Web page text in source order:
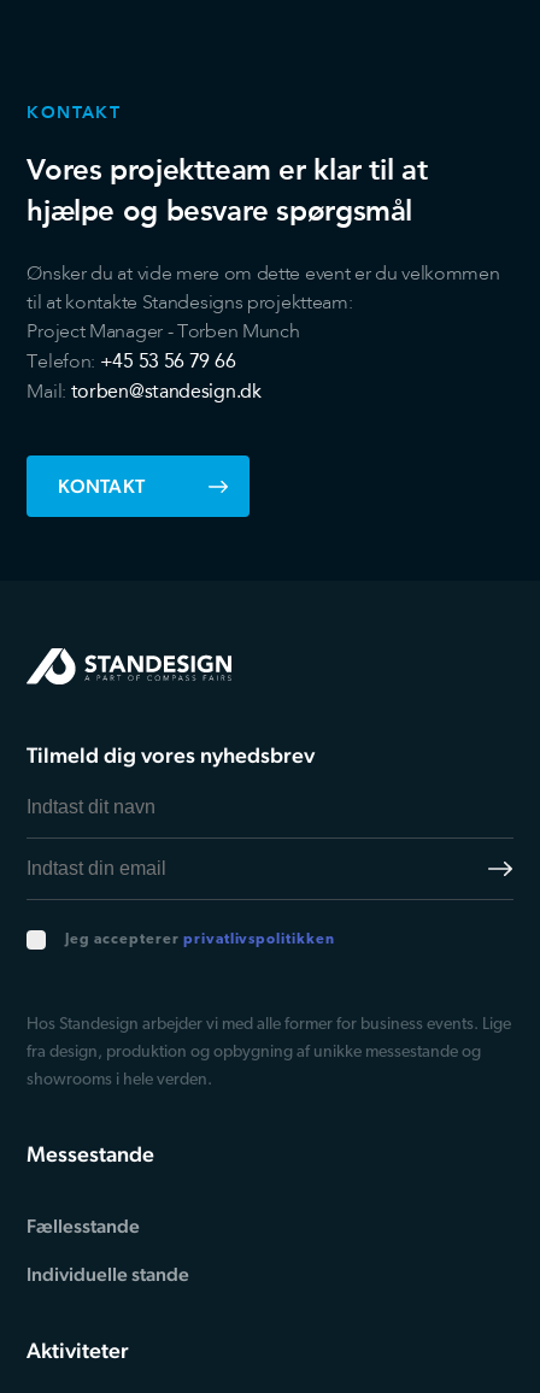
KONTAKT
Vores projektteam er klar til at
hjælpe og besvare spørgsmål
Ønsker du at vide mere om dette event er du velkommen
til at kontakte Standesigns projektteam:
Project Manager - Torben Munch
Telefon: +45 53 56 79 66
Mail: torben@standesign.dk
KONTAKT
Tilmeld dig vores nyhedsbrev
Jeg accepterer privatlivspolitikken
Hos Standesign arbejder vi med alle former for business events. Lige
fra design, produktion og opbygning af unikke messestande og
showrooms i hele verden.
Messestande
Fællesstande
Individuelle stande
Aktiviteter